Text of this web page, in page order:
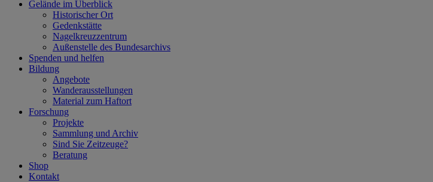
Gelände im Überblick
Historischer Ort
Gedenkstätte
Nagelkreuzzentrum
Außenstelle des Bundesarchivs
Spenden und helfen
Bildung
Angebote
Wanderausstellungen
Material zum Haftort
Forschung
Projekte
Sammlung und Archiv
Sind Sie Zeitzeuge?
Beratung
Shop
Kontakt